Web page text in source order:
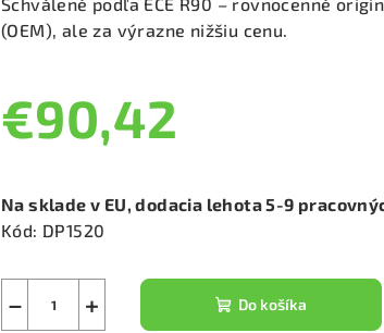
5
hviezdičiek.
(OEM), ale za výrazne nižšiu cenu.
€90,42
cena:
Na sklade v EU, dodacia lehota 5-9
Kód: DP1520
+
− Do košíka